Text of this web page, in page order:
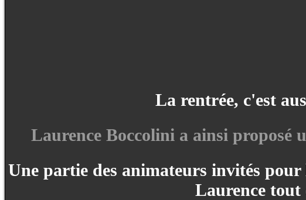
La rentrée, c'est
Laurence Boccolini a ainsi proposé
Une partie des animateurs invités
Laurence tout